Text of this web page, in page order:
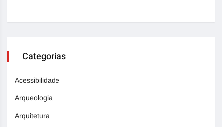
Categorias
Acessibilidade
Arqueologia
Arquitetura